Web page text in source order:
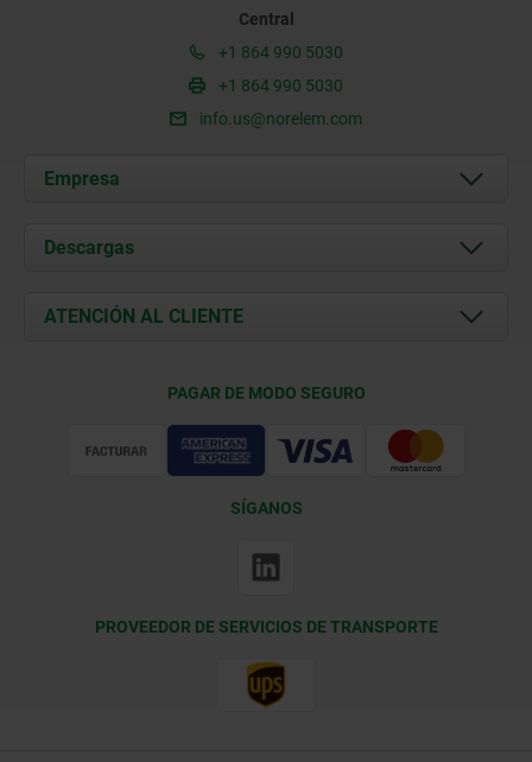
Central
+1 864 990 5030
+1 864 990 5030
info.us@norelem.com
Empresa
Acerca de nosotros
Contacto
Descargas
Documents
ATENCIÓN AL CLIENTE
PAGAR DE MODO SEGURO
SÍGANOS
PROVEEDOR DE SERVICIOS DE TRANSPORTE